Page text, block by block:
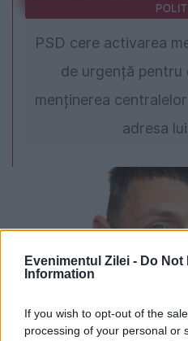
Evenimentul Zilei - Do Not
Information
If you wish to opt-out of the
processing of your personal or
PSD cere activarea
de urgență pentru
menținerea
adresa